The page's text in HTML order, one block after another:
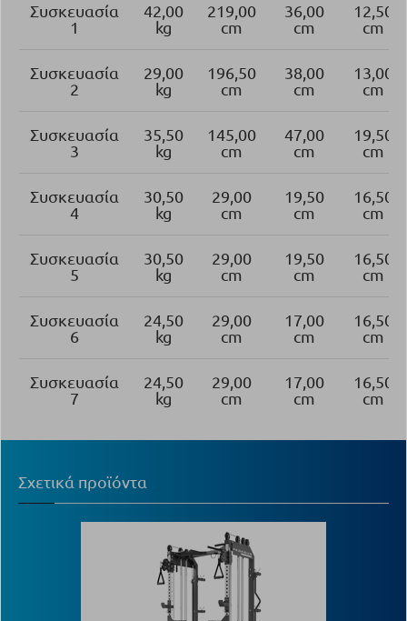
Συσκευασία
1
42,00
kg
219,00
cm
36,00
cm
12,50
cm
Συσκευασία
2
29,00
kg
196,50
cm
38,00
cm
13,00
cm
Συσκευασία
3
35,50
kg
145,00
cm
47,00
cm
19,50
cm
Συσκευασία
4
30,50
kg
29,00
cm
19,50
cm
16,50
cm
Συσκευασία
5
30,50
kg
29,00
cm
19,50
cm
16,50
cm
Συσκευασία
6
24,50
kg
29,00
cm
17,00
cm
16,50
cm
Συσκευασία
7
24,50
kg
29,00
cm
17,00
cm
16,50
cm
Σχετικά προϊόντα